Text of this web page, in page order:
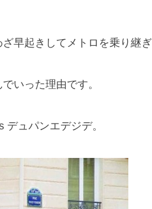
早起きしてメトロを乗り継ぎ
いった理由です。
ュパンエデジデ。